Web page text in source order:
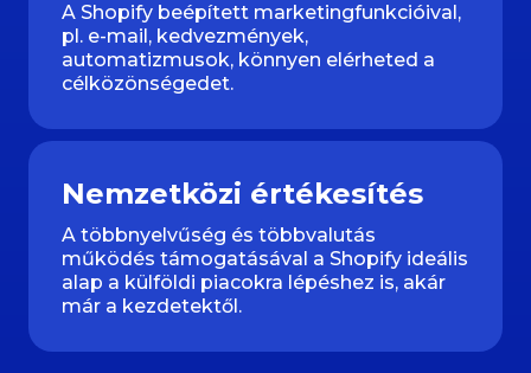
A Shopify beépített marketingfunkcióival,
pl. e-mail, kedvezmények,
automatizmusok, könnyen elérheted a
célközönségedet.
Nemzetközi értékesítés
A többnyelvűség és többvalutás
működés támogatásával a Shopify ideális
alap a külföldi piacokra lépéshez is, akár
már a kezdetektől.